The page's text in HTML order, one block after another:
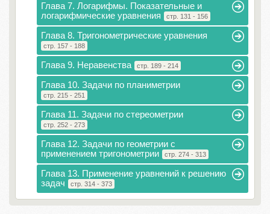
Глава 7. Логарифмы. Показательные и
логарифмические уравнения
стр. 131 - 156
Глава 8. Тригонометрические уравнения
стр. 157 - 188
Глава 9. Неравенства стр. 189 - 214
Глава 10. Задачи по планиметрии
стр. 215 - 251
Глава 11. Задачи по стереометрии
стр. 252 - 273
Глава 12. Задачи по геометрии с
применением тригонометрии
стр. 274 - 313
Глава 13. Применение уравнений к решению
задач
стр. 314 - 373